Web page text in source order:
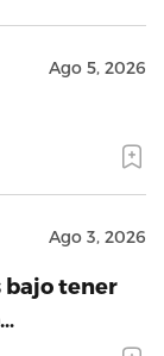
Ago 5, 2026
Ago 3, 2026
bajo tener